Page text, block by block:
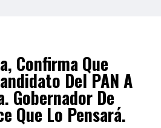
Confirma Que
Del PAN A
Gobernador De
Que Lo Pensará.